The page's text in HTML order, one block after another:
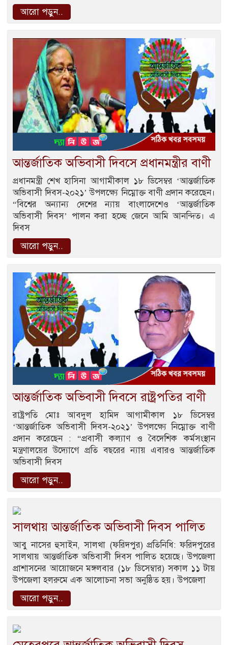
আরো পড়ুন..
আন্তর্জাতিক অভিবাসী দিবসে প্রধানমন্ত্রীর বাণী
প্রধানমন্ত্রী শেখ হাসিনা আগামীকাল ১৮ ডিসেম্বর ‘আন্তর্জাতিক
অভিবাসী দিবস-২০২১’ উপলক্ষ্যে নিম্নোক্ত বাণী প্রদান করেছেন।
“বিশ্বের অন্যান্য দেশের ন্যায় বাংলাদেশেও ‘আন্তর্জাতিক
অভিবাসী দিবস’ পালন করা হচ্ছে জেনে আমি আনন্দিত। এ
দিবস
আরো পড়ুন..
আন্তর্জাতিক অভিবাসী দিবসে রাষ্ট্রপতির বাণী
রাষ্ট্রপতি মোঃ আবদুল হামিদ আগামীকাল ১৮ ডিসেম্বর
‘আন্তর্জাতিক অভিবাসী দিবস-২০২১’ উপলক্ষ্যে নিম্নোক্ত বাণী
প্রদান করেছেন : “প্রবাসী কল্যাণ ও বৈদেশিক কর্মসংস্থান
মন্ত্রণালয়ের উদ্যোগে প্রতি বছরের ন্যায় এবারও আন্তর্জাতিক
অভিবাসী দিবস
আরো পড়ুন..
সালথায় আন্তর্জাতিক অভিবাসী দিবস পালিত
আবু নাসের হুসাইন, সালথা (ফরিদপুর) প্রতিনিধি: ফরিদপুরের
সালথায় আন্তর্জাতিক অভিবাসী দিবস পালিত হয়েছে। উপজেলা
প্রাশাসনের আয়োজনে মঙ্গলবার (১৮ ডিসেম্বার) সকাল ১১ টায়
উপজেলা হলরুমে এক আলোচনা সভা অনুষ্ঠিত হয়। উপজেলা
আরো পড়ুন..